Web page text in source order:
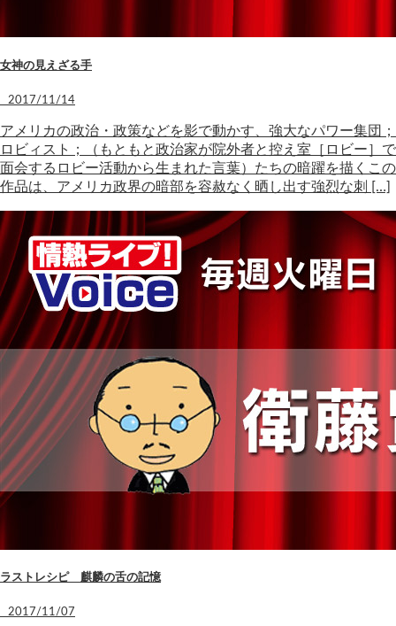
女神の見えざる手
2017/11/14
アメリカの政治・政策などを影で動かす、強大なパワー集団；
ロビィスト；（もともと政治家が院外者と控え室［ロビー］で
面会するロビー活動から生まれた言葉）たちの暗躍を描くこの
作品は、アメリカ政界の暗部を容赦なく晒し出す強烈な刺 […]
ラストレシピ 麒麟の舌の記憶
2017/11/07